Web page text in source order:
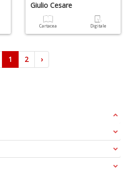
Giulio Cesare
Cartacea Digitale
1 2 ›